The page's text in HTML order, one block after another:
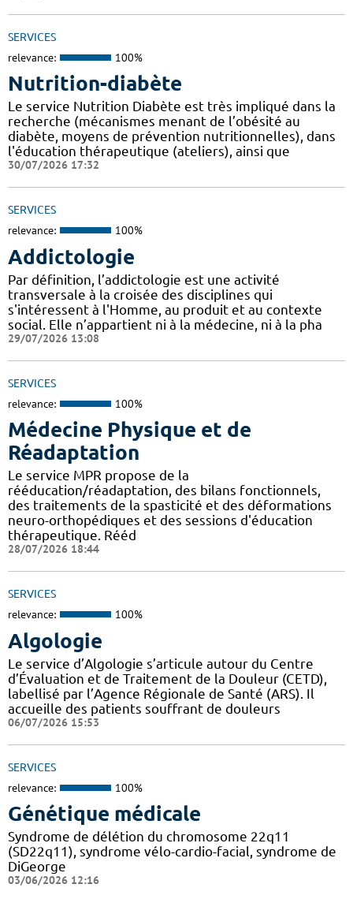
SERVICES
relevance: 100%
Nutrition-diabète
Le service Nutrition Diabète est très impliqué dans la
recherche (mécanismes menant de l’obésité au
diabète, moyens de prévention nutritionnelles), dans
l'éducation thérapeutique (ateliers), ainsi que
30/07/2026 17:32
SERVICES
relevance: 100%
Addictologie
Par définition, l’addictologie est une activité
transversale à la croisée des disciplines qui
s'intéressent à l'Homme, au produit et au contexte
social. Elle n’appartient ni à la médecine, ni à la pha
29/07/2026 13:08
SERVICES
relevance: 100%
Médecine Physique et de
Réadaptation
Le service MPR propose de la
rééducation/réadaptation, des bilans fonctionnels,
des traitements de la spasticité et des déformations
neuro-orthopédiques et des sessions d'éducation
thérapeutique. Rééd
28/07/2026 18:44
SERVICES
relevance: 100%
Algologie
Le service d’Algologie s’articule autour du Centre
d’Évaluation et de Traitement de la Douleur (CETD),
labellisé par l’Agence Régionale de Santé (ARS). Il
accueille des patients souffrant de douleurs
06/07/2026 15:53
SERVICES
relevance: 100%
Génétique médicale
Syndrome de délétion du chromosome 22q11
(SD22q11), syndrome vélo-cardio-facial, syndrome de
DiGeorge
03/06/2026 12:16